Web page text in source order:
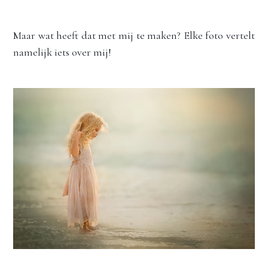
Maar wat heeft dat met mij te maken? Elke foto vertelt
namelijk iets over mij!